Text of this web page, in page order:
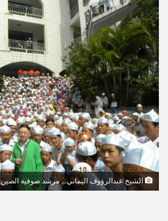
س
ل
ب
ر
ي
د
ا
إ
ل
ك
ت
ر
و
الشيخ عبدالرؤوف اليماني... مرشد صوفية الصين